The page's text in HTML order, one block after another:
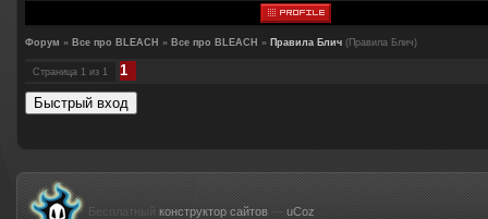
Форум » Все про BLEACH » Все про BLEACH » Правила Блич (Правила Блич)
Страница 1 из 1 1
Бесплатный конструктор сайтов — uCoz